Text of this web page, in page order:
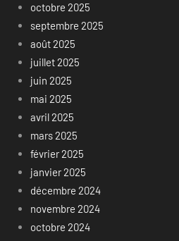
octobre 2025
septembre 2025
août 2025
juillet 2025
juin 2025
mai 2025
avril 2025
mars 2025
février 2025
janvier 2025
décembre 2024
novembre 2024
octobre 2024